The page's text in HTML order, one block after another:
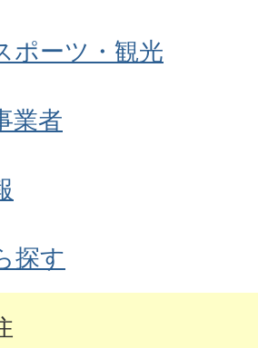
ポーツ・観光
業者
探す